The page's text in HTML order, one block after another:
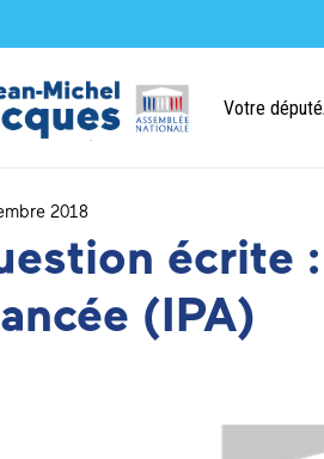
Votre député
2018
écrite
(IPA)